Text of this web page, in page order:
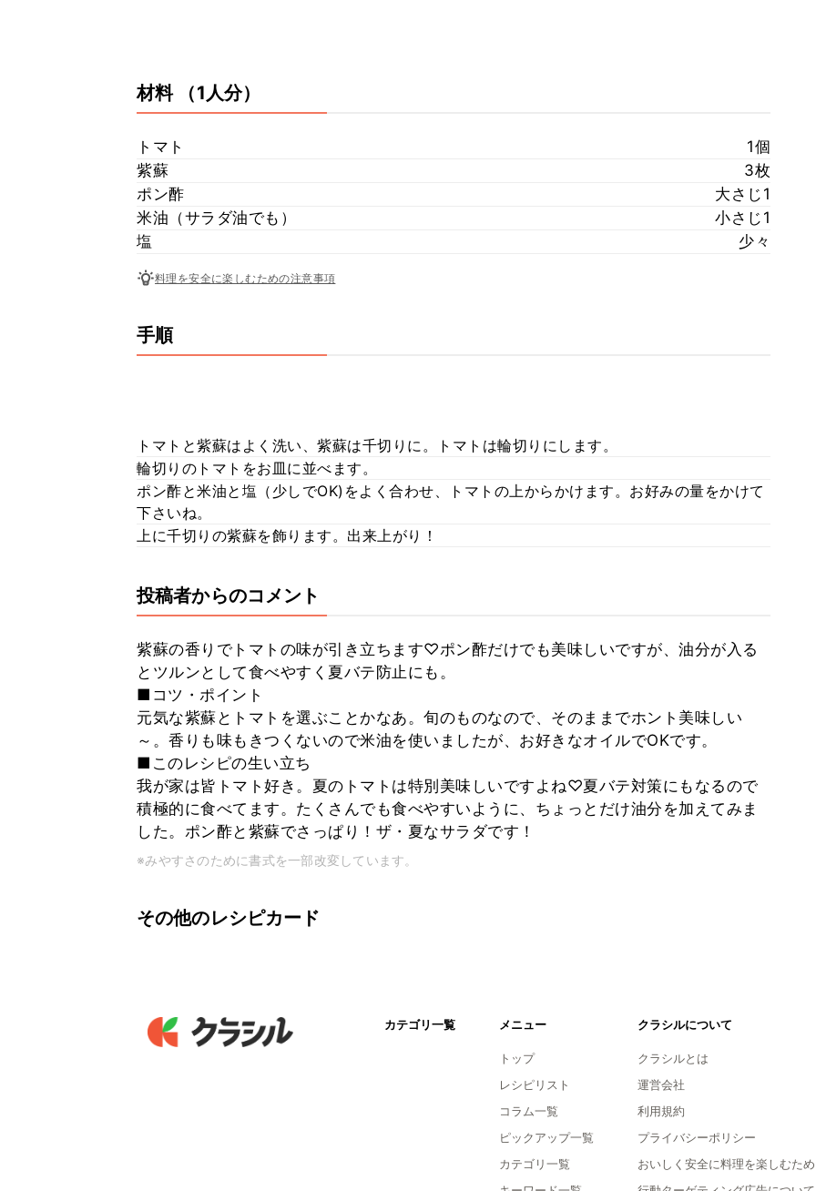
材料 （1人分）
トマト
1個
紫蘇
3枚
ポン酢
大さじ1
米油（サラダ油でも）
小さじ1
塩
少々
料理を安全に楽しむための注意事項
手順
トマトと紫蘇はよく洗い、紫蘇は千切りに。トマトは輪切りにします。
輪切りのトマトをお皿に並べます。
ポン酢と米油と塩（少しでOK)をよく合わせ、トマトの上からかけます。お好みの量をかけて
下さいね。
上に千切りの紫蘇を飾ります。出来上がり！
投稿者からのコメント
紫蘇の香りでトマトの味が引き立ちます♡ポン酢だけでも美味しいですが、油分が入る
とツルンとして食べやすく夏バテ防止にも。
■コツ・ポイント
元気な紫蘇とトマトを選ぶことかなあ。旬のものなので、そのままでホント美味しい
～。香りも味もきつくないので米油を使いましたが、お好きなオイルでOKです。
■このレシピの生い立ち
我が家は皆トマト好き。夏のトマトは特別美味しいですよね♡夏バテ対策にもなるので
積極的に食べてます。たくさんでも食べやすいように、ちょっとだけ油分を加えてみま
した。ポン酢と紫蘇でさっぱり！ザ・夏なサラダです！
※みやすさのために書式を一部改変しています。
その他のレシピカード
カテゴリ一覧 メニュー
トップ
レシピリスト
コラム一覧
ピックアップ一覧
カテゴリ一覧
クラシルについて
クラシルとは
運営会社
利用規約
プライバシーポリシー
おいしく安全に料理を楽しむため